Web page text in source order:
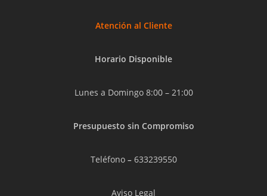
Atención al Cliente
Horario Disponible
Lunes a Domingo 8:00 – 21:00
Presupuesto sin Compromiso
Teléfono – 633239550
Aviso Legal